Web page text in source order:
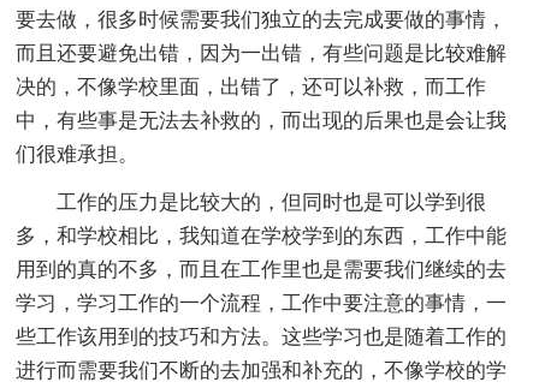
要去做，很多时候需要我们独立的去完成要做的事情，
而且还要避免出错，因为一出错，有些问题是比较难解
决的，不像学校里面，出错了，还可以补救，而工作
中，有些事是无法去补救的，而出现的后果也是会让我
们很难承担。
工作的压力是比较大的，但同时也是可以学到很
多，和学校相比，我知道在学校学到的东西，工作中能
用到的真的不多，而且在工作里也是需要我们继续的去
学习，学习工作的一个流程，工作中要注意的事情，一
些工作该用到的技巧和方法。这些学习也是随着工作的
进行而需要我们不断的去加强和补充的，不像学校的学